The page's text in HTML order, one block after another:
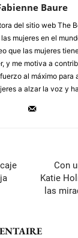
Baure
del sitio web The
mujeres en el
que las mujeres
y me motiva a
al máximo para
a alzar la voz y
Con
Katie
las